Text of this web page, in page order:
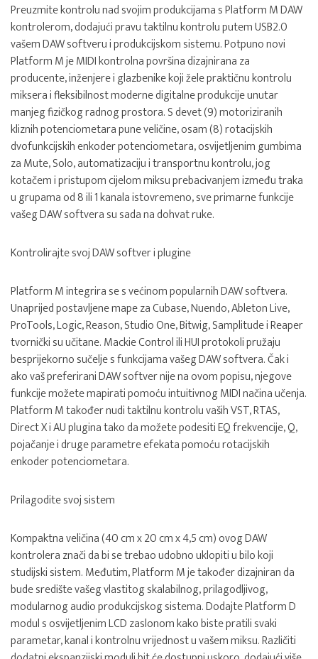
Preuzmite kontrolu nad svojim produkcijama s Platform M DAW
kontrolerom, dodajući pravu taktilnu kontrolu putem USB2.0
vašem DAW softveru i produkcijskom sistemu. Potpuno novi
Platform M je MIDI kontrolna površina dizajnirana za
producente, inženjere i glazbenike koji žele praktičnu kontrolu
miksera i fleksibilnost moderne digitalne produkcije unutar
manjeg fizičkog radnog prostora. S devet (9) motoriziranih
kliznih potenciometara pune veličine, osam (8) rotacijskih
dvofunkcijskih enkoder potenciometara, osvijetljenim gumbima
za Mute, Solo, automatizaciju i transportnu kontrolu, jog
kotačem i pristupom cijelom miksu prebacivanjem između traka
u grupama od 8 ili 1 kanala istovremeno, sve primarne funkcije
vašeg DAW softvera su sada na dohvat ruke.
Kontrolirajte svoj DAW softver i plugine
Platform M integrira se s većinom popularnih DAW softvera.
Unaprijed postavljene mape za Cubase, Nuendo, Ableton Live,
ProTools, Logic, Reason, Studio One, Bitwig, Samplitude i Reaper
tvornički su učitane. Mackie Control ili HUI protokoli pružaju
besprijekorno sučelje s funkcijama vašeg DAW softvera. Čak i
ako vaš preferirani DAW softver nije na ovom popisu, njegove
funkcije možete mapirati pomoću intuitivnog MIDI načina učenja.
Platform M također nudi taktilnu kontrolu vaših VST, RTAS,
Direct X i AU plugina tako da možete podesiti EQ frekvencije, Q,
pojačanje i druge parametre efekata pomoću rotacijskih
enkoder potenciometara.
Prilagodite svoj sistem
Kompaktna veličina (40 cm x 20 cm x 4,5 cm) ovog DAW
kontrolera znači da bi se trebao udobno uklopiti u bilo koji
studijski sistem. Međutim, Platform M je također dizajniran da
bude središte vašeg vlastitog skalabilnog, prilagodljivog,
modularnog audio produkcijskog sistema. Dodajte Platform D
modul s osvijetljenim LCD zaslonom kako biste pratili svaki
parametar, kanal i kontrolnu vrijednost u vašem miksu. Različiti